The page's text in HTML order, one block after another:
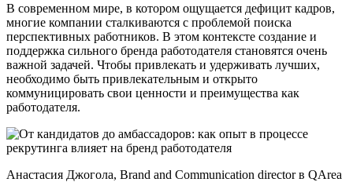
В современном мире, в котором ощущается дефицит кадров,
многие компании сталкиваются с проблемой поиска
перспективных работников. В этом контексте создание и
поддержка сильного бренда работодателя становятся очень
важной задачей. Чтобы привлекать и удерживать лучших,
необходимо быть привлекательным и открыто
коммуницировать свои ценности и преимущества как
работодателя.
Анастасия Джогола, Brand and Communication director в QArea